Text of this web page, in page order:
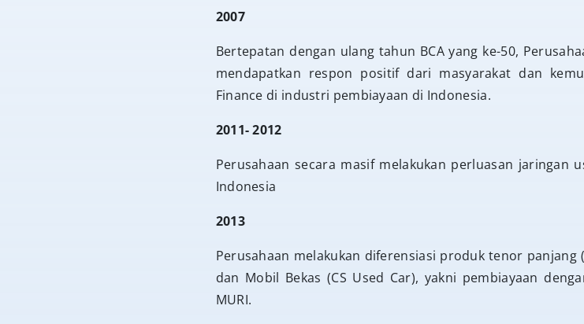
2007
Bertepatan dengan ulang tahun BCA yang ke-50,
mendapatkan respon positif dari masyarakat dan
Finance di industri pembiayaan di Indonesia.
2011- 2012
Perusahaan secara masif melakukan perluasan jaringan
Indonesia
2013
Perusahaan melakukan diferensiasi produk tenor panjang
dan Mobil Bekas (CS Used Car), yakni pembiayaan
MURI.